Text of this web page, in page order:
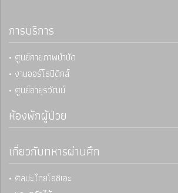
การบริการ
• ศูนย์กายภาพบำบัด
• งานออร์โธปิดิกส์
• ศูนย์อายุรวัฒน์
ห้องพักผู้ป่วย
เกี่ยวกับทหารผ่านศึก
• ศิลปะไทยโอชิเอะ